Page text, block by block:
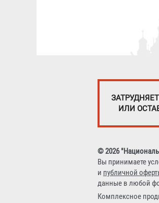
ИЛИ
© 2026
Вы принимаете
и публичной
данные в любой
Комплексное